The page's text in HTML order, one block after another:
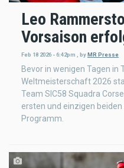
Leo
Vorsaison
Feb 18 2026 - 6:42pm byMR Presse
Bevor in wenigen Tagen in
Weltmeisterschaft 2026
Team SIC58 Squadra
ersten und einzigen
Programm.